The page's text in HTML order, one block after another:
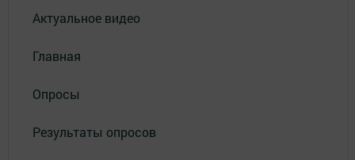
Актуальное видео
Главная
Опросы
Результаты опросов